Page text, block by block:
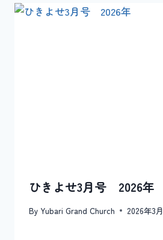
ひきよせ3月号 2026年
By Yubari Grand Church 2026年3月